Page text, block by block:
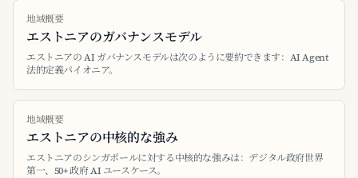
地域概要
エストニアのガバナンスモデル
エストニアの AI ガバナンスモデルは次のように要約できます：AI Agent
法的定義パイオニア。
地域概要
エストニアの中核的な強み
エストニアのシンガポールに対する中核的な強みは：デジタル政府世界
第一、50+ 政府 AI ユースケース。